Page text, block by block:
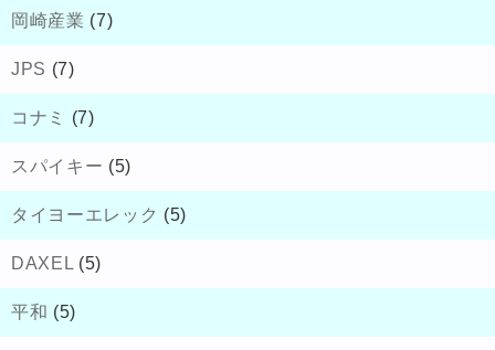
岡崎産業 (7)
JPS (7)
コナミ (7)
スパイキー (5)
タイヨーエレック (5)
DAXEL (5)
平和 (5)